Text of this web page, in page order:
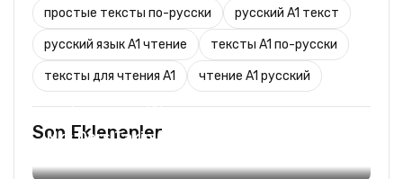
простые тексты по-русски русский A1 текст
русский язык A1 чтение тексты A1 по-русски
тексты для чтения A1 чтение A1 русский
Son Eklenenler
Mks Ders Takip (Turizm ve Mesleki Dersler